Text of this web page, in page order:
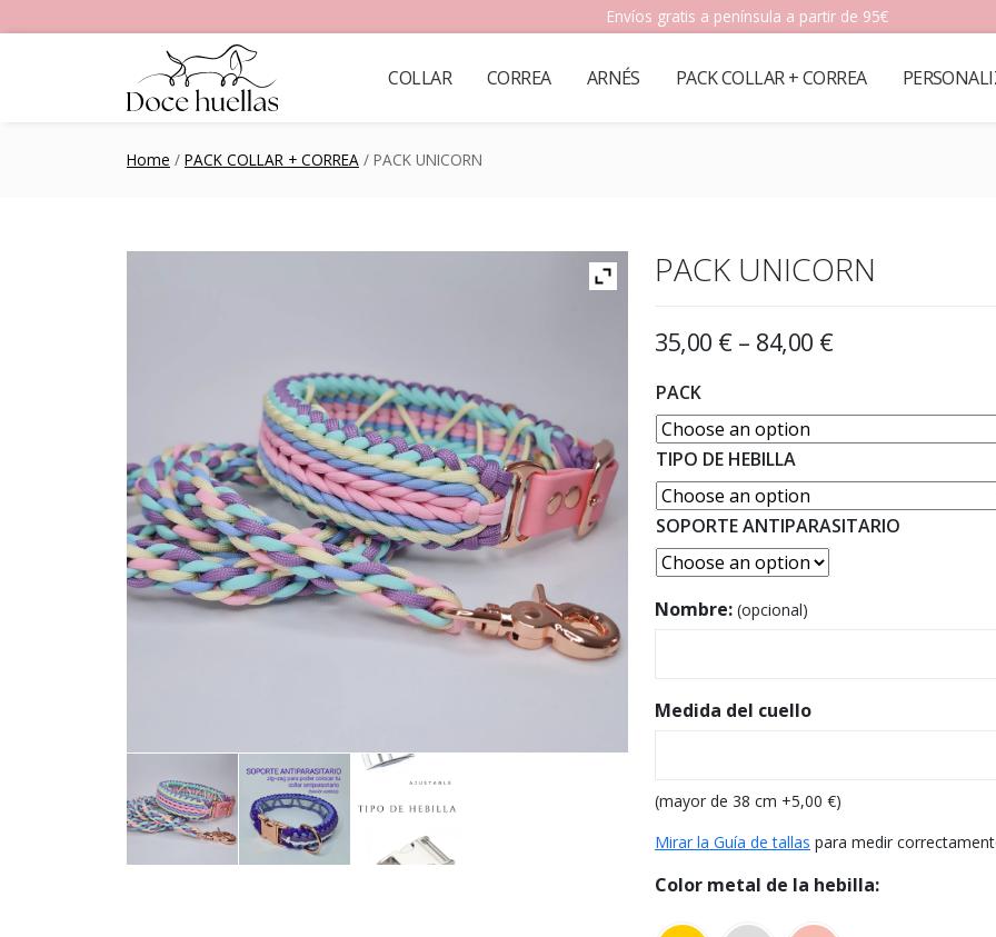
Envíos gratis a península a partir de 95€
COLLAR CORREA ARNÉS PACK COLLAR + CORREA
Home / PACK COLLAR + CORREA / PACK UNICORN
PACK UNICORN
35,00 €– 84,00 €
PACK
TIPO DE HEBILLA
SOPORTE ANTIPARASITARIO
Nombre: (opcional)
Medida del cuello
(mayor de 38 cm +5,00 €)
Mirar la Guía de tallas para medir
Color metal de la hebilla: